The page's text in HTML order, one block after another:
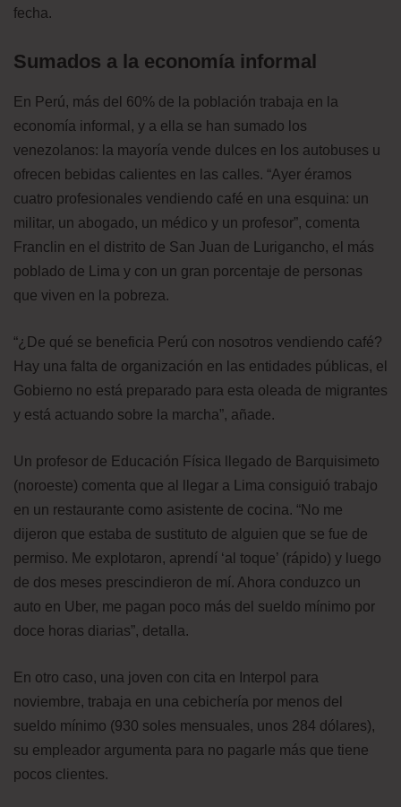
fecha.
Sumados a la economía informal
En Perú, más del 60% de la población trabaja en la
economía informal, y a ella se han sumado los
venezolanos: la mayoría vende dulces en los autobuses u
ofrecen bebidas calientes en las calles. “Ayer éramos
cuatro profesionales vendiendo café en una esquina: un
militar, un abogado, un médico y un profesor”, comenta
Franclin en el distrito de San Juan de Lurigancho, el más
poblado de Lima y con un gran porcentaje de personas
que viven en la pobreza.
“¿De qué se beneficia Perú con nosotros vendiendo café?
Hay una falta de organización en las entidades públicas, el
Gobierno no está preparado para esta oleada de migrantes
y está actuando sobre la marcha”, añade.
Un profesor de Educación Física llegado de Barquisimeto
(noroeste) comenta que al llegar a Lima consiguió trabajo
en un restaurante como asistente de cocina. “No me
dijeron que estaba de sustituto de alguien que se fue de
permiso. Me explotaron, aprendí ‘al toque’ (rápido) y luego
de dos meses prescindieron de mí. Ahora conduzco un
auto en Uber, me pagan poco más del sueldo mínimo por
doce horas diarias”, detalla.
En otro caso, una joven con cita en Interpol para
noviembre, trabaja en una cebichería por menos del
sueldo mínimo (930 soles mensuales, unos 284 dólares),
su empleador argumenta para no pagarle más que tiene
pocos clientes.